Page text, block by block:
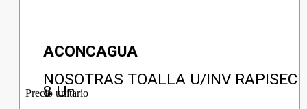
ACONCAGUA
NOSOTRAS TOALLA U/INV RAPISEC
8 Un
Precio unitario